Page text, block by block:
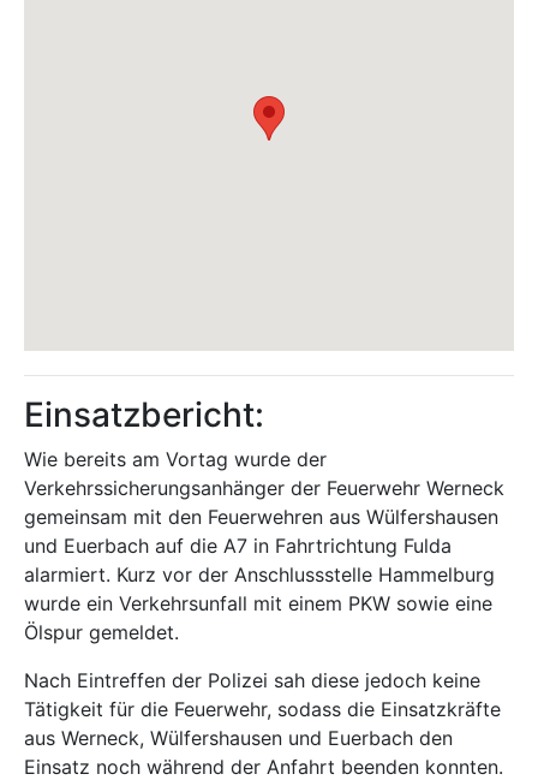
Einsatzbericht:
Wie bereits am Vortag wurde der
Verkehrssicherungsanhänger der Feuerwehr Werneck
gemeinsam mit den Feuerwehren aus Wülfershausen
und Euerbach auf die A7 in Fahrtrichtung Fulda
alarmiert. Kurz vor der Anschlussstelle Hammelburg
wurde ein Verkehrsunfall mit einem PKW sowie eine
Ölspur gemeldet.
Nach Eintreffen der Polizei sah diese jedoch keine
Tätigkeit für die Feuerwehr, sodass die Einsatzkräfte
aus Werneck, Wülfershausen und Euerbach den
Einsatz noch während der Anfahrt beenden konnten.